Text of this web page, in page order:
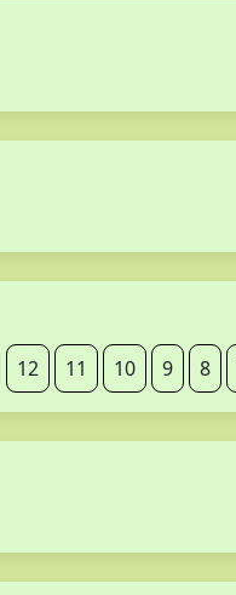
8
9
10
11
12